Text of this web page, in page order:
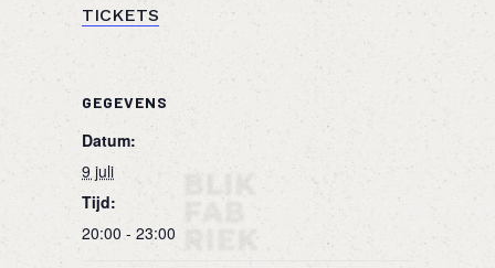
TICKETS
GEGEVENS
Datum:
9 juli
Tijd:
20:00 - 23:00